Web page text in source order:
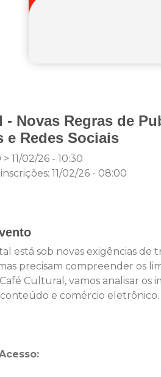
- Novas Regras de
e Redes Sociais
11/02/26 - 10:30
11/02/26 - 08:00
está sob novas exigências de
precisam compreender os
Cultural, vamos analisar
e comércio